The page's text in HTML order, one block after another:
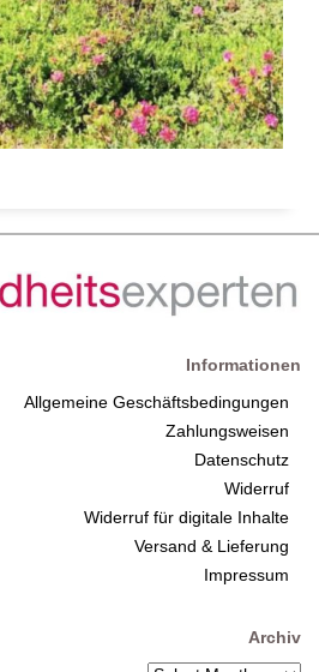
Informationen
Allgemeine Geschäftsbedingungen
Zahlungsweisen
Datenschutz
Widerruf
Widerruf für digitale Inhalte
Versand & Lieferung
Impressum
Archiv